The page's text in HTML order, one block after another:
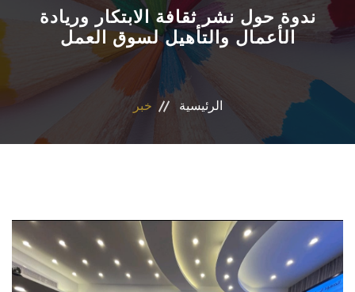
القطاعات
البرامج الدراسية
المجلات العلمية
ندوة حول نشر ثقافة الابتكار وريادة
الأعمال والتأهيل لسوق العمل
الرئيسية خبر